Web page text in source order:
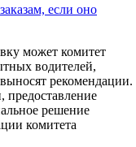
если оно
может комитет
водителей,
рекомендации.
предоставление
решение
комитета